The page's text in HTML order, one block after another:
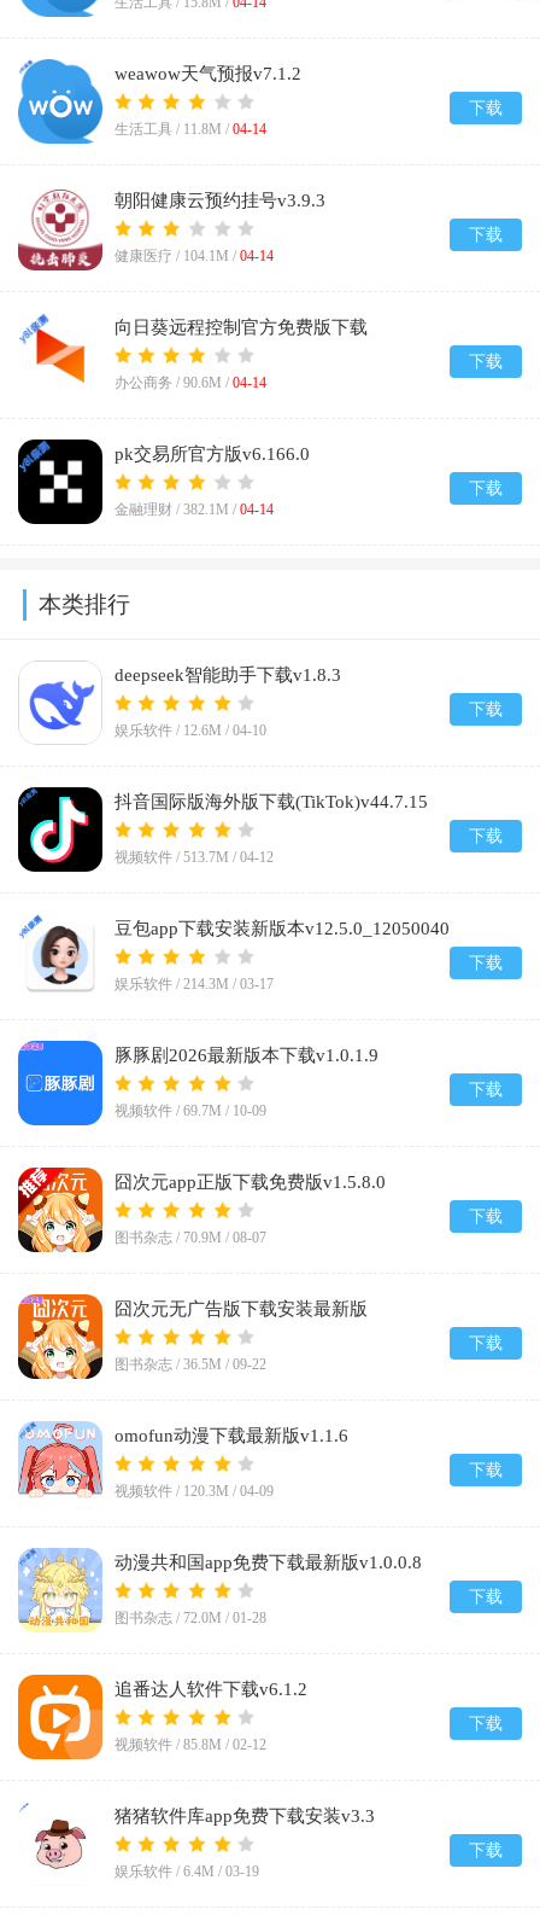
weawow天气预报v7.1.2
生活工具 / 11.8M / 04-14
下载
朝阳健康云预约挂号v3.9.3
健康医疗 / 104.1M / 04-14
下载
向日葵远程控制官方免费版下载
v15.5.2.81255
办公商务 / 90.6M / 04-14
下载
pk交易所官方版v6.166.0
金融理财 / 382.1M / 04-14
下载
本类排行
deepseek智能助手下载v1.8.3
娱乐软件 / 12.6M / 04-10
下载
抖音国际版海外版下载(TikTok)v44.7.15
视频软件 / 513.7M / 04-12
下载
豆包app下载安装新版本v12.5.0_12050040
娱乐软件 / 214.3M / 03-17
下载
豚豚剧2026最新版本下载v1.0.1.9
视频软件 / 69.7M / 10-09
下载
囧次元app正版下载免费版v1.5.8.0
图书杂志 / 70.9M / 08-07
下载
囧次元无广告版下载安装最新版
2026v1.5.8.0
图书杂志 / 36.5M / 09-22
下载
omofun动漫下载最新版v1.1.6
视频软件 / 120.3M / 04-09
下载
动漫共和国app免费下载最新版v1.0.0.8
图书杂志 / 72.0M / 01-28
下载
追番达人软件下载v6.1.2
视频软件 / 85.8M / 02-12
下载
猪猪软件库app免费下载安装v3.3
娱乐软件 / 6.4M / 03-19
下载